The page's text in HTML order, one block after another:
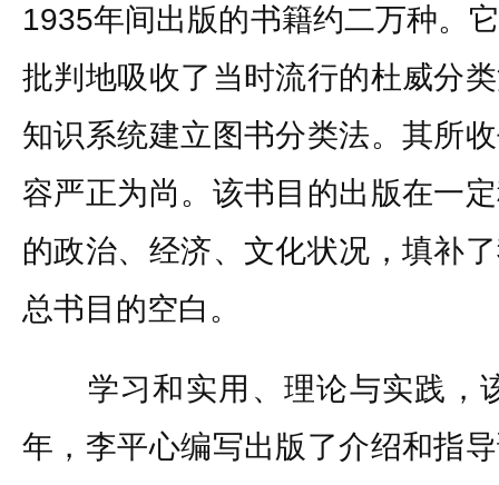
1935年间出版的书籍约二万种。
批判地吸收了当时流行的杜威分
知识系统建立图书分类法。其所
容严正为尚。该书目的出版在一
的政治、经济、文化状况，填补
总书目的空白。
学习和实用、理论与实践，
年，李平心编写出版了介绍和指